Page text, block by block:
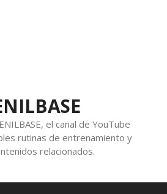
el canal de YouTube
rutinas de entrenamiento y
relacionados.